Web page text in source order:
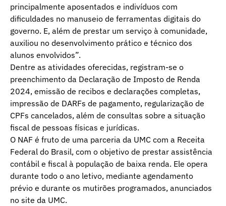
principalmente aposentados e indivíduos com
dificuldades no manuseio de ferramentas digitais do
governo. E, além de prestar um serviço à comunidade,
auxiliou no desenvolvimento prático e técnico dos
alunos envolvidos”.
Dentre as atividades oferecidas, registram-se o
preenchimento da Declaração de Imposto de Renda
2024, emissão de recibos e declarações completas,
impressão de DARFs de pagamento, regularização de
CPFs cancelados, além de consultas sobre a situação
fiscal de pessoas físicas e jurídicas.
O NAF é fruto de uma parceria da UMC com a Receita
Federal do Brasil, com o objetivo de prestar assistência
contábil e fiscal à população de baixa renda. Ele opera
durante todo o ano letivo, mediante agendamento
prévio e durante os mutirões programados, anunciados
no site da UMC.